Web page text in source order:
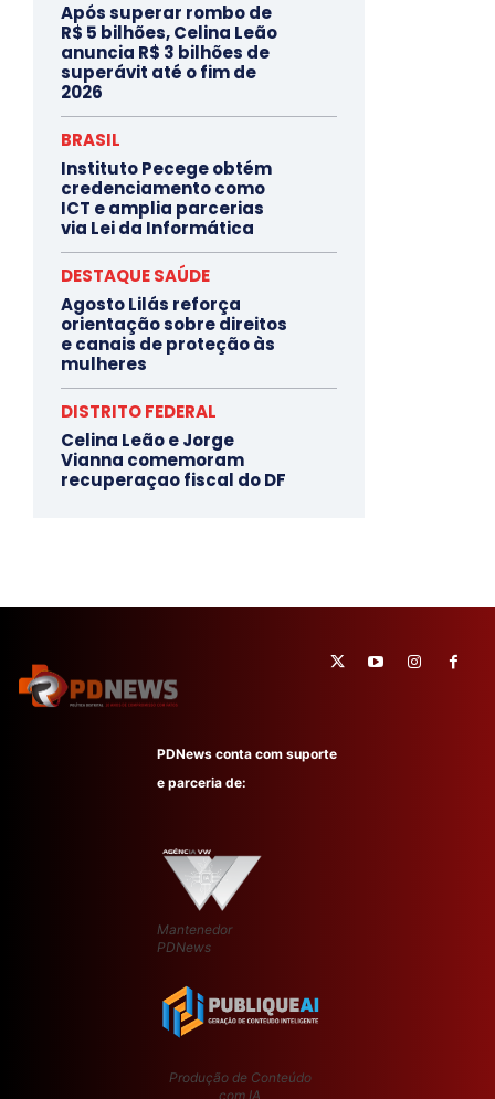
Após superar rombo de
R$ 5 bilhões, Celina Leão
anuncia R$ 3 bilhões de
superávit até o fim de
2026
BRASIL
Instituto Pecege obtém
credenciamento como
ICT e amplia parcerias
via Lei da Informática
DESTAQUE SAÚDE
Agosto Lilás reforça
orientação sobre direitos
e canais de proteção às
mulheres
DISTRITO FEDERAL
Celina Leão e Jorge
Vianna comemoram
recuperaçao fiscal do DF
PDNews conta com suporte
e parceria de:
Mantenedor
PDNews
Produção de Conteúdo
com IA